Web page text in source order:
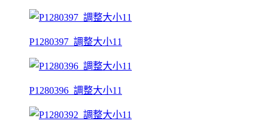
P1280397_調整大小11
P1280396_調整大小11